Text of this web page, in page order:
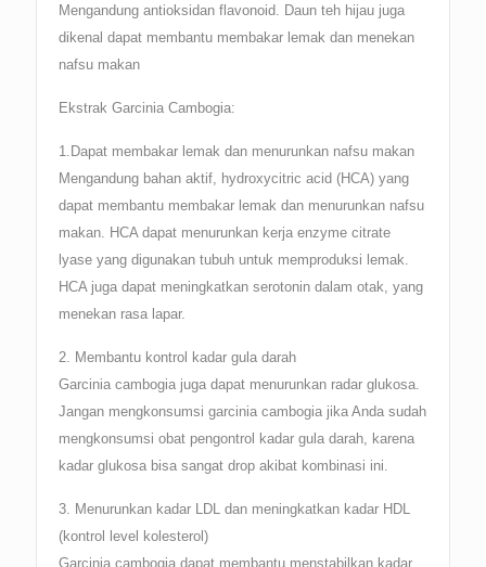
Mengandung antioksidan flavonoid. Daun teh hijau juga
dikenal dapat membantu membakar lemak dan menekan
nafsu makan
Ekstrak Garcinia Cambogia:
1.Dapat membakar lemak dan menurunkan nafsu makan
Mengandung bahan aktif, hydroxycitric acid (HCA) yang
dapat membantu membakar lemak dan menurunkan nafsu
makan. HCA dapat menurunkan kerja enzyme citrate
lyase yang digunakan tubuh untuk memproduksi lemak.
HCA juga dapat meningkatkan serotonin dalam otak, yang
menekan rasa lapar.
2. Membantu kontrol kadar gula darah
Garcinia cambogia juga dapat menurunkan radar glukosa.
Jangan mengkonsumsi garcinia cambogia jika Anda sudah
mengkonsumsi obat pengontrol kadar gula darah, karena
kadar glukosa bisa sangat drop akibat kombinasi ini.
3. Menurunkan kadar LDL dan meningkatkan kadar HDL
(kontrol level kolesterol)
Garcinia cambogia dapat membantu menstabilkan kadar